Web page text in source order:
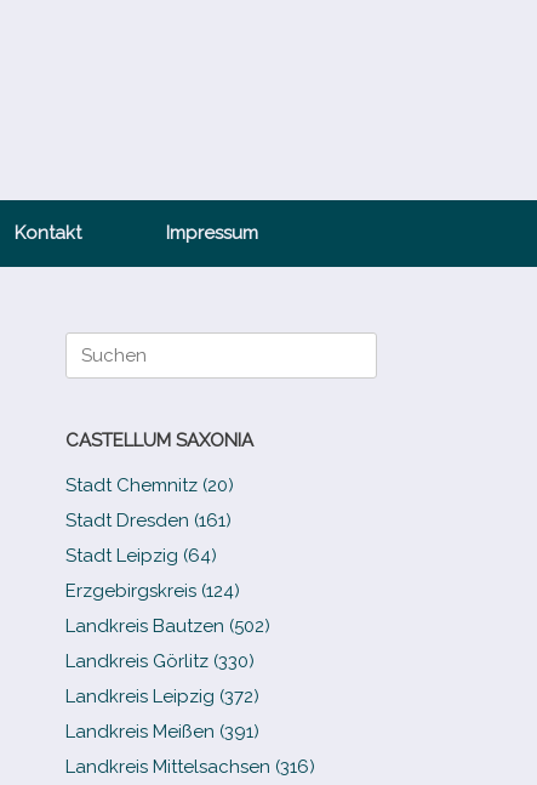
Kontakt Impressum
Suche
nach:
CASTELLUM SAXONIA
Stadt Chemnitz (20)
Stadt Dresden (161)
Stadt Leipzig (64)
Erzgebirgskreis (124)
Landkreis Bautzen (502)
Landkreis Görlitz (330)
Landkreis Leipzig (372)
Landkreis Meißen (391)
Landkreis Mittelsachsen (316)